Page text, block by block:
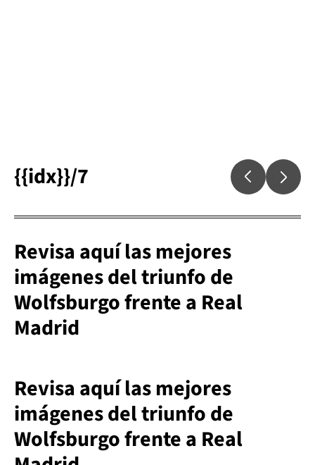
{{idx}}/7
Revisa aquí las mejores
imágenes del triunfo de
Wolfsburgo frente a Real
Madrid
Revisa aquí las mejores
imágenes del triunfo de
Wolfsburgo frente a Real